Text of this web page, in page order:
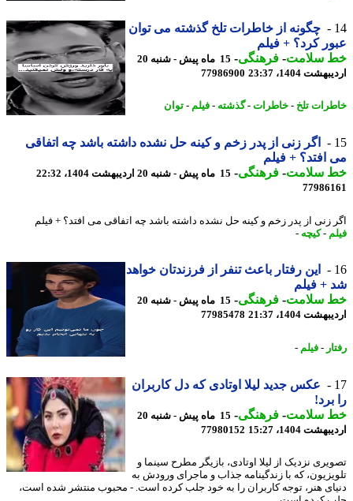
چگونه از خاطرات تلخ گذشته می توان
کرد؟ + فیلم
سلامت-فرهنگی-
15 ماه پیش - شنبه 20
1404، 23:37
77986900
تلخ-خاطرات- گذشته-فیلم -توان
اگر زنی از پدر زخم و کینه حل نشده داشته باشد چه اتفاقی
افتد؟ + فیلم
سلامت-فرهنگی-15 ماه پیش - شنبه 20 اردیبهشت 1404، 22:32
زنی از پدر زخم و کینه حل نشده داشته باشد چه اتفاقی می افتد؟ + فیلم
-کیچه-
این رفتار باعث تنفر از فرزندتان خواهد
+ فیلم
سلامت-فرهنگی-
15 ماه پیش - شنبه 20
1404، 21:37
77985478
-فیلم -
عکس جدید لیلا اوتادی که دل کاربران
سلامت-فرهنگی-
15 ماه پیش - شنبه 20
1404، 15:27
77980152
نزدیک از لیلا اوتادی، بازیگر مطرح سینما و
که با زندگینامه جذاب و ماجرای ورودش به
هنر، توجه کاربران را به خود جلب کرده است. - محبوب منتشر شده است،